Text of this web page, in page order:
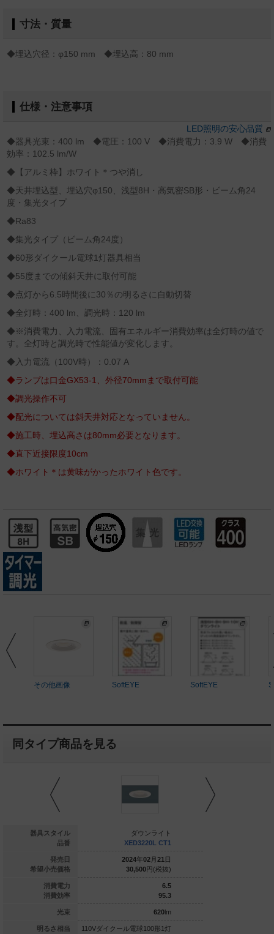
寸法・質量
◆埋込穴径：φ150 mm ◆埋込高：80 mm
仕様・注意事項
LED照明の安心品質
◆器具光束：400 lm ◆電圧：100 V ◆消費電力：3.9 W ◆消費
効率：102.5 lm/W
◆【アルミ枠】ホワイト＊つや消し
◆天井埋込型、埋込穴φ150、浅型8H・高気密SB形・ビーム角24
度・集光タイプ
◆Ra83
◆集光タイプ（ビーム角24度）
◆60形ダイクール電球1灯器具相当
◆55度までの傾斜天井に取付可能
◆点灯から6.5時間後に30％の明るさに自動切替
◆全灯時：400 lm、調光時：120 lm
◆※消費電力、入力電流、固有エネルギー消費効率は全灯時の値で
す。全灯時と調光時で性能値が変化します。
◆入力電流（100V時）：0.07 A
◆ランプは口金GX53-1、外径70mmまで取付可能
◆調光操作不可
◆配光については斜天井対応となっていません。
◆施工時、埋込高さは80mm必要となります。
◆直下近接限度10cm
◆ホワイト＊は黄味がかったホワイト色です。
その他画像 SoftEYE SoftEYE
同タイプ商品を見る
器具スタイル
品番
発売日
希望小売価格
消費電力
消費効率
光束
明るさ相当
ダウンライト
円(税抜)
7
71.4
球80形1灯器
ダウンライト
XED3220L CT1
2024年02 月 21 日
30,500円(税抜)
6.5
95.3
620lm
110Vダイクール電球100形1灯